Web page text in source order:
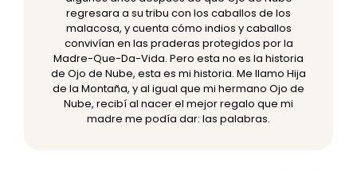
regresara a su tribu con los caballos de los
malacosa, y cuenta cómo indios y caballos
convivían en las praderas protegidos por la
Madre-Que-Da-Vida. Pero esta no es la historia
de Ojo de Nube, esta es mi historia. Me llamo Hija
de la Montaña, y al igual que mi hermano Ojo de
Nube, recibí al nacer el mejor regalo que mi
madre me podía dar: las palabras.